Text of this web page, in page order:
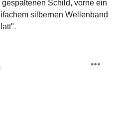
Schild, vorne ein
silbernen Wellenband